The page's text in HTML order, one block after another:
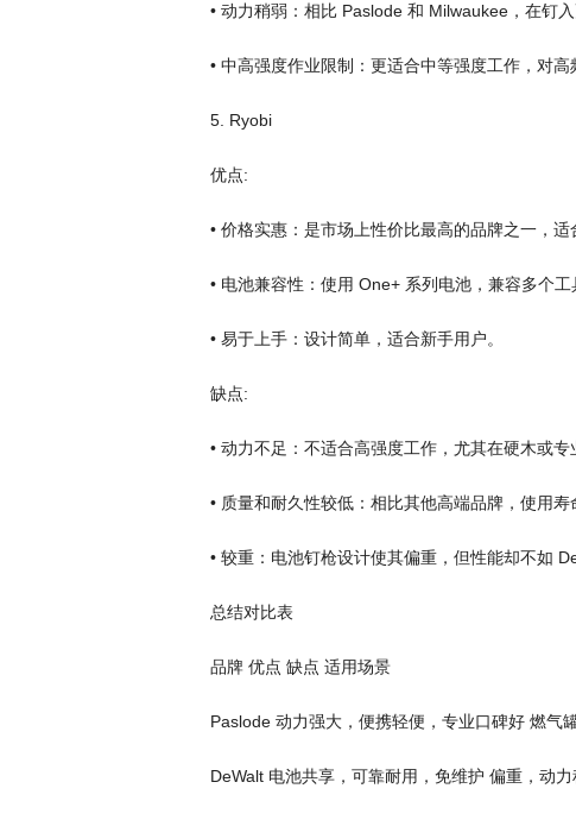
• 动力稍弱：相比 Paslode 和 Milwaukee，在钉
• 中高强度作业限制：更适合中等强度工作，对高
5. Ryobi
优点:
• 价格实惠：是市场上性价比最高的品牌之一，适
• 电池兼容性：使用 One+ 系列电池，兼容多个工
• 易于上手：设计简单，适合新手用户。
缺点:
• 动力不足：不适合高强度工作，尤其在硬木或专
• 质量和耐久性较低：相比其他高端品牌，使用寿
• 较重：电池钉枪设计使其偏重，但性能却不如
总结对比表
品牌 优点 缺点 适用场景
Paslode 动力强大，便携轻便，专业口碑好 燃气
DeWalt 电池共享，可靠耐用，免维护 偏重，动